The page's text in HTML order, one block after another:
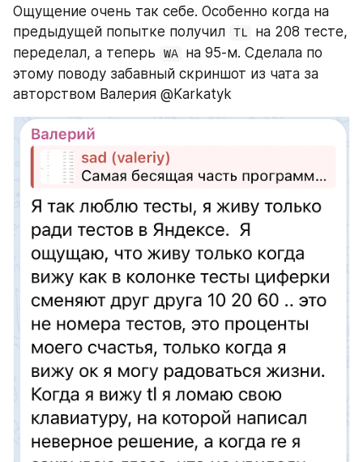
Ощущение очень так себе. Особенно когда на
предыдущей попытке получил TL на 208 тесте,
переделал, а теперь WA на 95-м. Сделала по
этому поводу забавный скриншот из чата за
авторством Валерия @Karkatyk